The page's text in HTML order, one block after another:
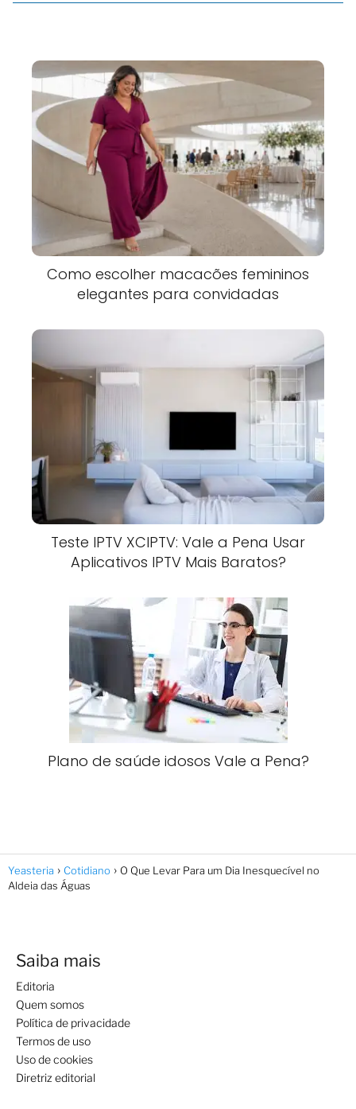
Como escolher macacões femininos
elegantes para convidadas
Teste IPTV XCIPTV: Vale a Pena Usar
Aplicativos IPTV Mais Baratos?
Plano de saúde idosos Vale a Pena?
Yeasteria Cotidiano
O Que Levar Para um Dia Inesquecível no
Aldeia das Águas
Saiba mais
Editoria
Quem somos
Política de privacidade
Termos de uso
Uso de cookies
Diretriz editorial